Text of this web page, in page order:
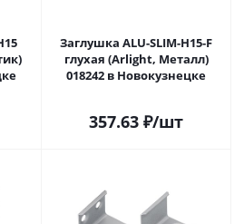
Заглушка ALU-SLIM-H15-F
глухая (Arlight, Металл)
018242 в Новокузнецке
357.63 ₽/шт